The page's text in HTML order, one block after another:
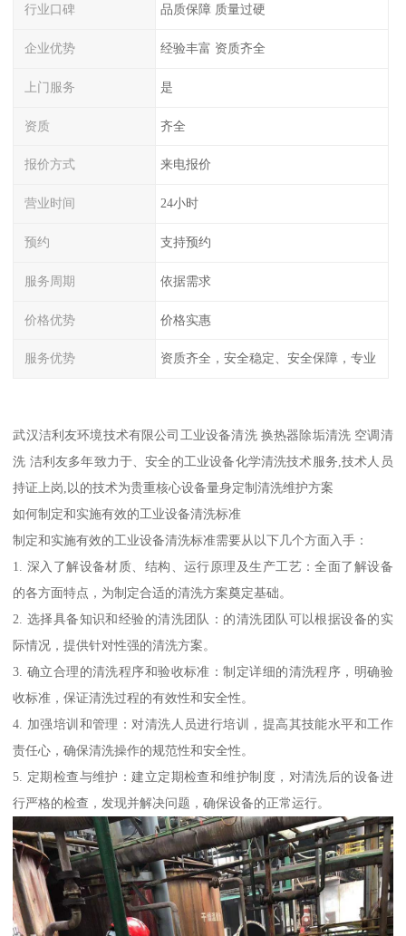
行业口碑 品质保障 质量过硬
企业优势 经验丰富 资质齐全
上门服务 是
资质 齐全
报价方式 来电报价
营业时间 24小时
预约 支持预约
服务周期 依据需求
价格优势 价格实惠
服务优势 资质齐全，安全稳定、安全保障，专业
武汉洁利友环境技术有限公司工业设备清洗 换热器除垢清洗 空调清
洗 洁利友多年致力于、安全的工业设备化学清洗技术服务,技术人员
持证上岗,以的技术为贵重核心设备量身定制清洗维护方案
如何制定和实施有效的工业设备清洗标准
制定和实施有效的工业设备清洗标准需要从以下几个方面入手：
1. 深入了解设备材质、结构、运行原理及生产工艺：全面了解设备
的各方面特点，为制定合适的清洗方案奠定基础。
2. 选择具备知识和经验的清洗团队：的清洗团队可以根据设备的实
际情况，提供针对性强的清洗方案。
3. 确立合理的清洗程序和验收标准：制定详细的清洗程序，明确验
收标准，保证清洗过程的有效性和安全性。
4. 加强培训和管理：对清洗人员进行培训，提高其技能水平和工作
责任心，确保清洗操作的规范性和安全性。
5. 定期检查与维护：建立定期检查和维护制度，对清洗后的设备进
行严格的检查，发现并解决问题，确保设备的正常运行。